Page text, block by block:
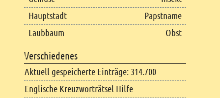
Hauptstadt
Papstname
Laubbaum
Obst
Verschiedenes
Aktuell gespeicherte Einträge: 314.700
Englische Kreuzworträtsel Hilfe